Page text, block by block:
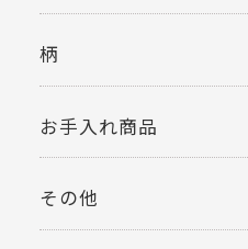
柄
お手入れ商品
その他